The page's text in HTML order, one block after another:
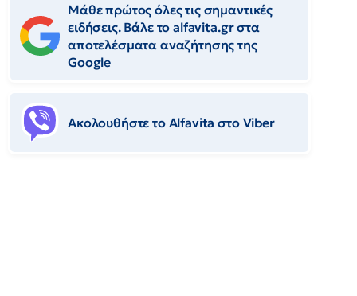
Μάθε πρώτος όλες τις σημαντικές
ειδήσεις. Βάλε το alfavita.gr στα
αποτελέσματα αναζήτησης της
Google
Ακολουθήστε το Αlfavita στο Viber